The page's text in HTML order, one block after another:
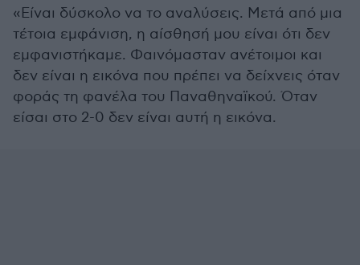
«Είναι δύσκολο να το αναλύσεις. Μετά από μια
τέτοια εμφάνιση, η αίσθησή μου είναι ότι δεν
εμφανιστήκαμε. Φαινόμασταν ανέτοιμοι και
δεν είναι η εικόνα που πρέπει να δείχνεις όταν
φοράς τη φανέλα του Παναθηναϊκού. Όταν
είσαι στο 2-0 δεν είναι αυτή η εικόνα.